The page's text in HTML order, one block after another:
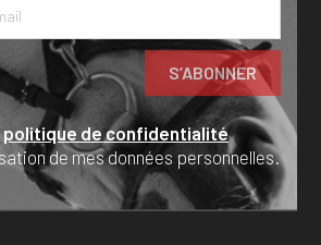
politique de confidentialité
de mes données personnelles.